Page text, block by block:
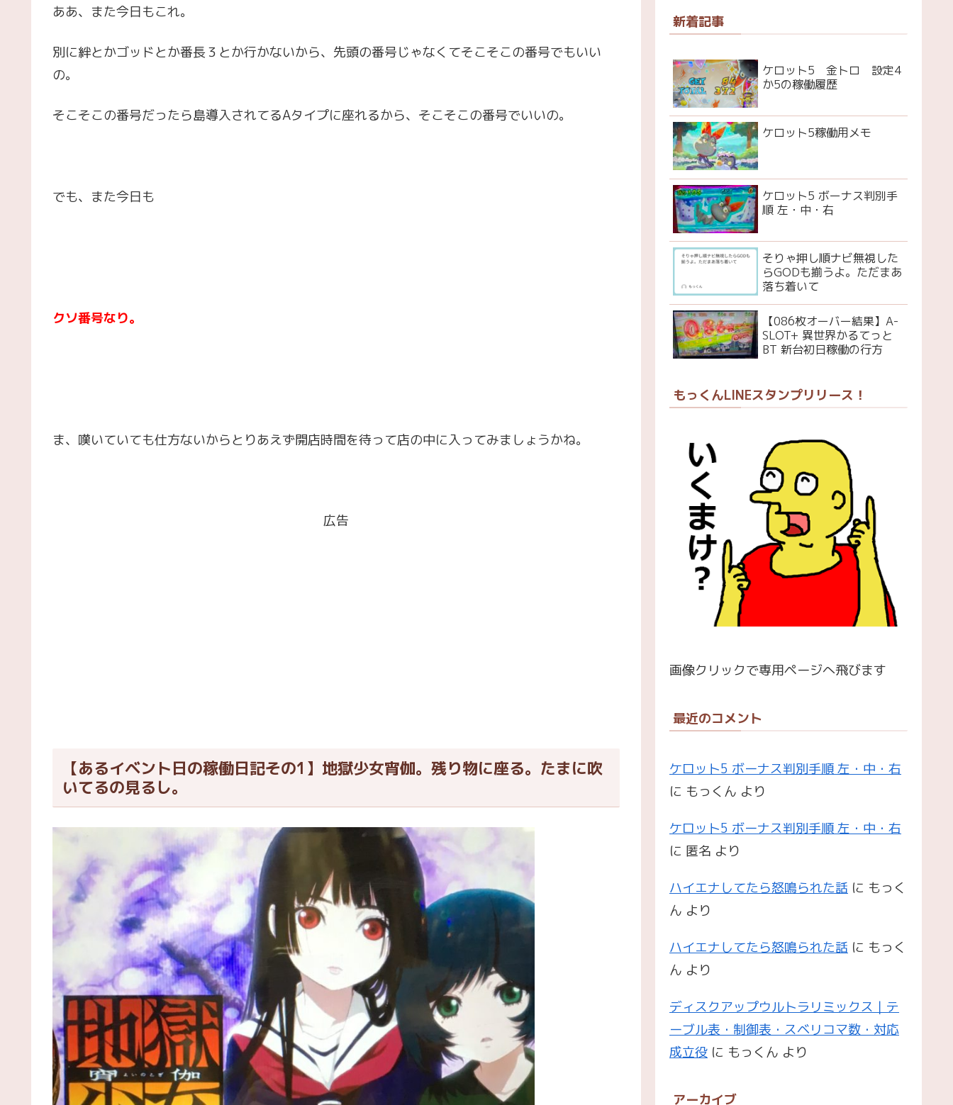
ああ、また今日もこれ。
別に絆とかゴッドとか番長３とか行かないから、先頭の番号じゃなくてそこそこの番号でもいい
の。
そこそこの番号だったら島導入されてるAタイプに座れるから、そこそこの番号でいいの。
でも、また今日も
クソ番号なり。
ま、嘆いていても仕方ないからとりあえず開店時間を待って店の中に入ってみましょうかね。
広告
【あるイベント日の稼働日記その1】地獄少女宵伽。残り物に座る。たまに吹
いてるの見るし。
新着記事
ケロット5 金トロ 設定4
か5の稼働履歴
ケロット5稼働用メモ
ケロット5 ボーナス判別手
順 左・中・右
そりゃ押し順ナビ無視した
らGODも揃うよ。ただまあ
落ち着いて
【086枚オーバー結果】A-
SLOT+ 異世界かるてっと
BT 新台初日稼働の行方
もっくんLINEスタンプリリース！
画像クリックで専用ページへ飛びます
最近のコメント
ケロット5 ボーナス判別手順 左・中・右
に もっくん より
ケロット5 ボーナス判別手順 左・中・右
に 匿名 より
ハイエナしてたら怒鳴られた話 に もっく
ん より
ハイエナしてたら怒鳴られた話 に もっく
ん より
ディスクアップウルトラリミックス｜テ
ーブル表・制御表・スベリコマ数・対応
成立役 に もっくん より
アーカイブ